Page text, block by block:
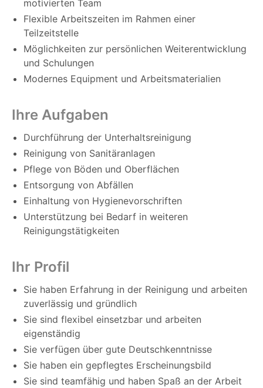
motivierten Team
Flexible Arbeitszeiten im Rahmen einer
Teilzeitstelle
Möglichkeiten zur persönlichen Weiterentwicklung
und Schulungen
Modernes Equipment und Arbeitsmaterialien
Ihre Aufgaben
Durchführung der Unterhaltsreinigung
Reinigung von Sanitäranlagen
Pflege von Böden und Oberflächen
Entsorgung von Abfällen
Einhaltung von Hygienevorschriften
Unterstützung bei Bedarf in weiteren
Reinigungstätigkeiten
Ihr Profil
Sie haben Erfahrung in der Reinigung und arbeiten
zuverlässig und gründlich
Sie sind flexibel einsetzbar und arbeiten
eigenständig
Sie verfügen über gute Deutschkenntnisse
Sie haben ein gepflegtes Erscheinungsbild
Sie sind teamfähig und haben Spaß an der Arbeit